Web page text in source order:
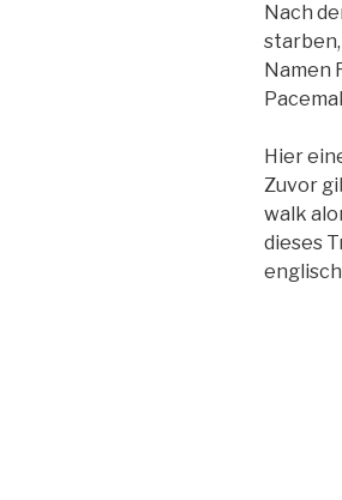
Nach
Namen
Hier
Zuvor
walk
dieses